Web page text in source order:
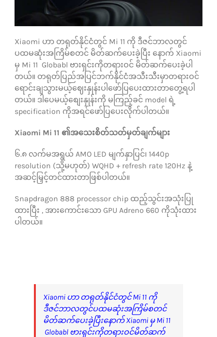
ဆက်သွယ်ရန်
Xiaomi ဟာ တရုတ်နိုင်ငံတွင် Mi 11 ကို ဒီဇင်ဘာလတွင်
ပထမဆုံးအကြိမ်စတင် မိတ်ဆက်ပေးခဲ့ပြီး နောက် Xiaomi
မှ Mi 11 Globabl ဗားရှင်းကိုတရားဝင် မိတ်ဆက်ပေးခဲ့ပါ
တယ်။ တရုတ်ပြည်အပြင်ဘက်နိုင်ငံအသီးသီးမှာတရားဝင်
ရောင်းချသွားမယ့်ဈေးနှုန်းပါဖော်ပြပေးထားတာတွေ့ရပါ
တယ်။ ဒါပေမယ့်စျေးနှုန်းကို မကြည့်ခင် model ရဲ့
specification ကိုအရင်ဖော်ပြပေးလိုက်ပါတယ်။
Xiaomi Mi 11 ၏အသေးစိတ်သတ်မှတ်ချက်များ
၆.၈ လက်မအရွယ် AMO LED မျက်နှာပြင်၊ 1440p
resolution (သို့မဟုတ်) WQHD + refresh rate 120Hz နဲ့
အဆင့်မြှင့်တင်ထားတာဖြစ်ပါတယ်။
Snapdragon 888 processor chip ထည့်သွင်းအသုံးပြု
ထားပြီး , အားကောင်းသော GPU Adreno 660 ကိုသုံးထား
ပါတယ်။
Xiaomi ဟာ တရုတ်နိုင်ငံတွင် Mi 11 ကို
ဒီဇင်ဘာလတွင်ပထမဆုံးအကြိမ်စတင်
မိတ်ဆက်ပေးခဲ့ပြီးနောက် Xiaomi မှ Mi 11
Globabl ဗားရှင်းကိုတရားဝင်မိတ်ဆက်